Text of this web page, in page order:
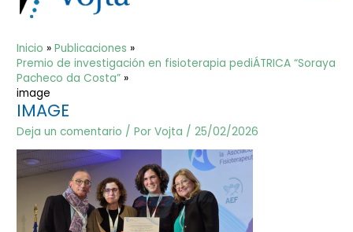
Inicio
Publicaciones
Premio de investigación en fisioterapia pediÁTRICA “Soraya
Pacheco da Costa”
image
IMAGE
Deja un comentario / PorVojta /25/02/2026